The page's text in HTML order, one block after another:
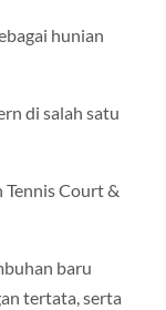
hunian
di salah satu
Court &
baru
tertata, serta